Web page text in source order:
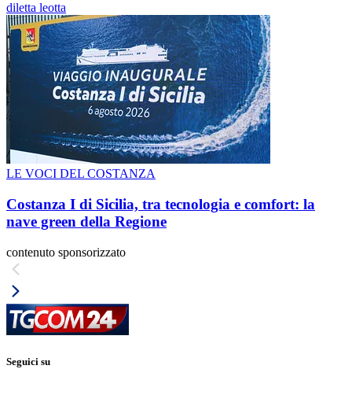
diletta leotta
LE VOCI DEL COSTANZA
Costanza I di Sicilia, tra tecnologia e comfort: la
nave green della Regione
contenuto sponsorizzato
Seguici su